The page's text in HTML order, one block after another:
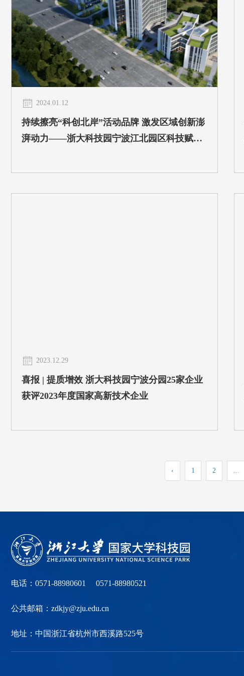
2024.01.12
持续擦亮“科创北岸”活动品牌 激发区域创新澎
湃动力——浙大科技园宁波江北园区科技赋能
2023.12.29
喜报 | 提质增效 浙大科技园宁波分园25家企业
获评2023年度国家高新技术企业
‹ 1 2 ...
电话：0571-88980601 0571-88980521
公共邮箱：zdkjy@zju.edu.cn
地址：中国浙江省杭州市西溪路525号